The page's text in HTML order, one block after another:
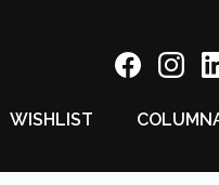
WISHLIST